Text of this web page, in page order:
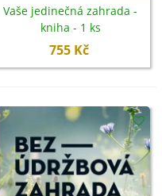
Vaše jedinečná zahrada -
kniha - 1 ks
755 Kč